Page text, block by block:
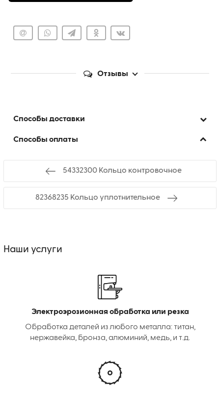
Отзывы
Способы доставки
Способы оплаты
54332300 Кольцо контровочное
82368235 Кольцо уплотнительное
Наши услуги
Электроэрозионная обработка или резка
Обработка деталей из любого металла: титан,
нержавейка, бронза, алюминий, медь, и т.д.